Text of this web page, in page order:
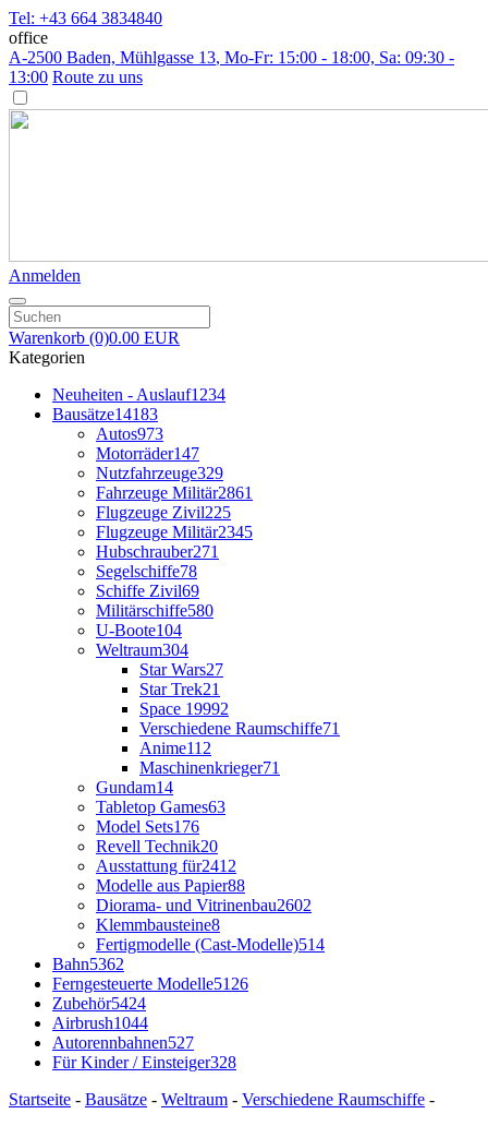
Tel: +43 664 3834840
office
A-2500 Baden, Mühlgasse 13, Mo-Fr: 15:00 - 18:00, Sa: 09:30 -
13:00 Route zu uns
Anmelden
Warenkorb (0)0.00 EUR
Kategorien
Neuheiten - Auslauf1234
Bausätze14183
Autos973
Motorräder147
Nutzfahrzeuge329
Fahrzeuge Militär2861
Flugzeuge Zivil225
Flugzeuge Militär2345
Hubschrauber271
Segelschiffe78
Schiffe Zivil69
Militärschiffe580
U-Boote104
Weltraum304
Star Wars27
Star Trek21
Space 19992
Verschiedene Raumschiffe71
Anime112
Maschinenkrieger71
Gundam14
Tabletop Games63
Model Sets176
Revell Technik20
Ausstattung für2412
Modelle aus Papier88
Diorama- und Vitrinenbau2602
Klemmbausteine8
Fertigmodelle (Cast-Modelle)514
Bahn5362
Ferngesteuerte Modelle5126
Zubehör5424
Airbrush1044
Autorennbahnen527
Für Kinder / Einsteiger328
Startseite - Bausätze - Weltraum - Verschiedene Raumschiffe -